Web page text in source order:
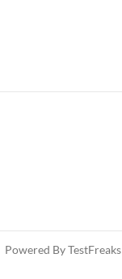
Powered By TestFreaks